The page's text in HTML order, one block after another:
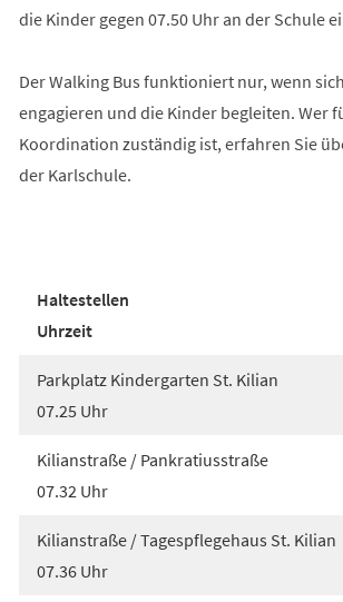
die Kinder gegen 07.50 Uhr an der Schule
Der Walking Bus funktioniert nur, wenn
engagieren und die Kinder begleiten. Wer
Koordination zuständig ist, erfahren Sie
der Karlschule.
Haltestellen
Uhrzeit
Parkplatz Kindergarten St. Kilian
07.25 Uhr
Kilianstraße / Pankratiusstraße
07.32 Uhr
Kilianstraße / Tagespflegehaus St. Kilian
07.36 Uhr